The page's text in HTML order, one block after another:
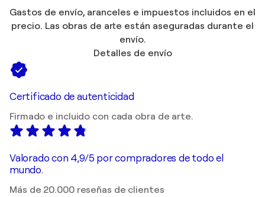
Gastos de envío, aranceles e impuestos incluidos en el
precio. Las obras de arte están aseguradas durante el
envío.
Detalles de envío
Certificado de autenticidad
Firmado e incluido con cada obra de arte.
Valorado con 4,9/5 por compradores de todo el
mundo.
Más de 20.000 reseñas de clientes